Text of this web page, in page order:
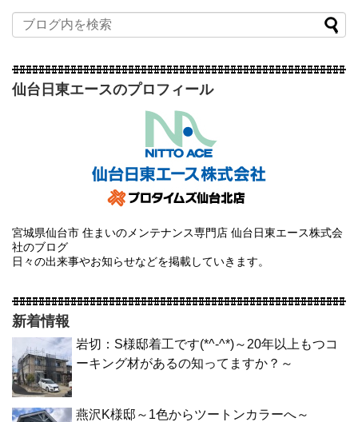
仙台日東エースのプロフィール
宮城県仙台市 住まいのメンテナンス専門店 仙台日東エース株式会
社のブログ
日々の出来事やお知らせなどを掲載していきます。
新着情報
岩切：S様邸着工です(*^-^*)～20年以上もつコ
ーキング材があるの知ってますか？～
燕沢K様邸～1色からツートンカラーへ～